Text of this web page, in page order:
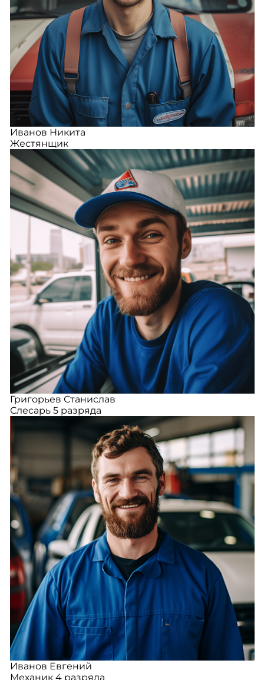
Иванов Никита
Жестянщик
Григорьев Станислав
Слесарь 5 разряда
Иванов Евгений
Механик 4 разряда